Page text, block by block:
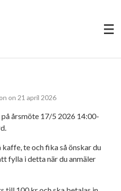
on 21 april 2026
årsmöte 17/5 2026 14:00-
te och fika så önskar du
fylla i detta när du anmäler